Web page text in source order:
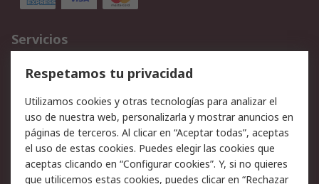
Servicios
Cómo realizar pedidos
Devoluciones
Facturación y pago
Ofertas
Soporte técnico
Legal
Aviso legal
Política de privacidad -
Respetamos tu privacidad
Utilizamos cookies y otras tecnologías para analizar el
uso de nuestra web, personalizarla y mostrar anuncios en
páginas de terceros. Al clicar en “Aceptar todas”, aceptas
el uso de estas cookies. Puedes elegir las cookies que
aceptas clicando en “Configurar cookies”. Y, si no quieres
que utilicemos estas cookies, puedes clicar en “Rechazar